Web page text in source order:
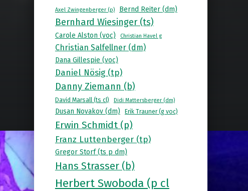
Axel Zwingenberger (p) Bernd Reiter (dm)
Bernhard Wiesinger (ts)
Carole Alston (voc) Christian Havel g
Christian Salfellner (dm)
Dana Gillespie (voc)
Daniel Nösig (tp)
Danny Ziemann (b)
David Marsall (ts cl) Didi Mattersberger (dm)
Dusan Novakov (dm) Erik Trauner (g voc)
Erwin Schmidt (p)
Franz Luttenberger (tp)
Gregor Storf (ts p dm)
Hans Strasser (b)
Herbert Swoboda (p cl